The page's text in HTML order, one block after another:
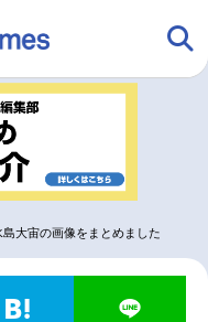
アニメ
グッズ
音楽 コスプレ
大宙の画像をまとめました